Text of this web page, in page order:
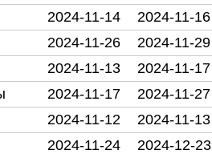
2024-11-14 2024-11-16
2024-11-26 2024-11-29
2024-11-13 2024-11-17
2024-11-17 2024-11-27
2024-11-12 2024-11-13
2024-11-24 2024-12-23